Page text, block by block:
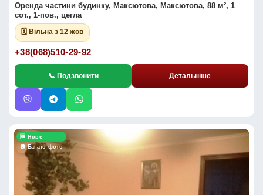
Оренда частини будинку, Максютова, Максютова, 88 м², 1
сот., 1-пов., цегла
🗓 Вільна з 12 жов
+38(068)510-29-92
📞 Подзвонити Детальніше
🆕 Нове
📷 Багато фото